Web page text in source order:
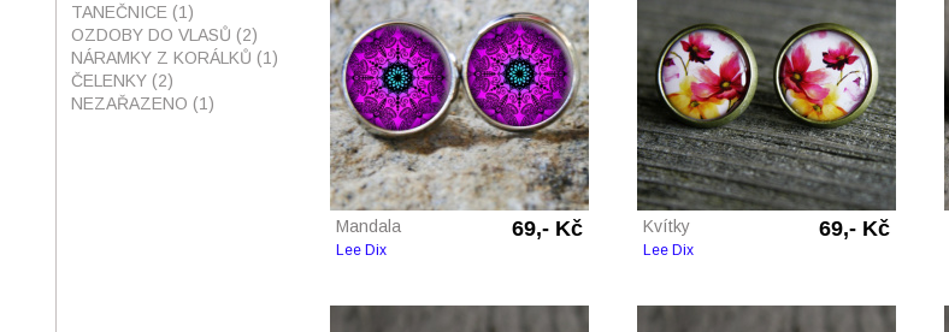
Mandala 69,- Kč
Lee Dix
Kvítky 69,- Kč
Lee Dix
TANEČNICE (1)
OZDOBY DO VLASŮ (2)
NÁRAMKY Z KORÁLKŮ (1)
ČELENKY (2)
NEZAŘAZENO (1)